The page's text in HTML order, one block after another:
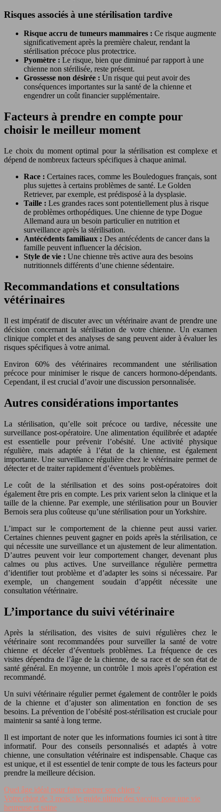
Risques associés à une stérilisation tardive
Risque accru de tumeurs mammaires : Ce risque augmente
significativement après la première chaleur, rendant la
stérilisation précoce plus protectrice.
Pyomètre : Le risque, bien que diminué par rapport à une
chienne non stérilisée, reste présent.
Grossesse non désirée : Un risque qui peut avoir des
conséquences importantes sur la santé de la chienne et
engendrer un coût financier supplémentaire.
Facteurs à prendre en compte pour
choisir le meilleur moment
Le choix du moment optimal pour la stérilisation est complexe et
dépend de nombreux facteurs spécifiques à chaque animal.
Race : Certaines races, comme les Bouledogues français, sont
plus sujettes à certains problèmes de santé. Le Golden
Retriever, par exemple, est prédisposé à la dysplasie.
Taille : Les grandes races sont potentiellement plus à risque
de problèmes orthopédiques. Une chienne de type Dogue
Allemand aura un besoin particulier en nutrition et
surveillance après la stérilisation.
Antécédents familiaux : Des antécédents de cancer dans la
famille peuvent influencer la décision.
Style de vie : Une chienne très active aura des besoins
nutritionnels différents d’une chienne sédentaire.
Recommandations et consultations
vétérinaires
Il est impératif de discuter avec un vétérinaire avant de prendre une
décision concernant la stérilisation de votre chienne. Un examen
clinique complet et des analyses de sang peuvent aider à évaluer les
risques spécifiques à votre animal.
Environ 60% des vétérinaires recommandent une stérilisation
précoce pour minimiser le risque de cancers hormono-dépendants.
Cependant, il est crucial d’avoir une discussion personnalisée.
Autres considérations importantes
La stérilisation, qu’elle soit précoce ou tardive, nécessite une
surveillance post-opératoire. Une alimentation équilibrée et adaptée
est essentielle pour prévenir l’obésité. Une activité physique
régulière, mais adaptée à l’état de la chienne, est également
importante. Une surveillance régulière chez le vétérinaire permet de
détecter et de traiter rapidement d’éventuels problèmes.
Le coût de la stérilisation et des soins post-opératoires doit
également être pris en compte. Les prix varient selon la clinique et la
taille de la chienne. Par exemple, une stérilisation pour un Bouvier
Bernois sera plus coûteuse qu’une stérilisation pour un Yorkshire.
L’impact sur le comportement de la chienne peut aussi varier.
Certaines chiennes peuvent gagner en poids après la stérilisation, ce
qui nécessite une surveillance et un ajustement de leur alimentation.
D’autres peuvent voir leur comportement changer, devenant plus
calmes ou plus actives. Une surveillance régulière permettra
d’identifier tout problème et d’adapter les soins si nécessaire. Par
exemple, un changement soudain d’appétit nécessite une
consultation vétérinaire.
L’importance du suivi vétérinaire
Après la stérilisation, des visites de suivi régulières chez le
vétérinaire sont recommandées pour surveiller la santé de votre
chienne et déceler d’éventuels problèmes. La fréquence de ces
visites dépendra de l’âge de la chienne, de sa race et de son état de
santé général. En moyenne, un contrôle 1 mois après l’opération est
recommandé.
Un suivi vétérinaire régulier permet également de contrôler le poids
de la chienne et d’ajuster son alimentation en fonction de ses
besoins. La prévention de l’obésité post-stérilisation est cruciale pour
maintenir sa santé à long terme.
Il est important de noter que les informations fournies ici sont à titre
informatif. Pour des conseils personnalisés et adaptés à votre
chienne, une consultation vétérinaire est indispensable. Chaque cas
est unique, et il est essentiel de tenir compte de tous les facteurs pour
prendre la meilleure décision.
Quel âge idéal pour faire castrer son chien ?
Votre chiot de 3 mois : le guide ultime des vaccins pour une vie
heureuse et saine